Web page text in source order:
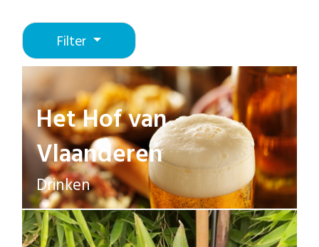
Filter
Het Hof van
Vlaanderen
Drinken